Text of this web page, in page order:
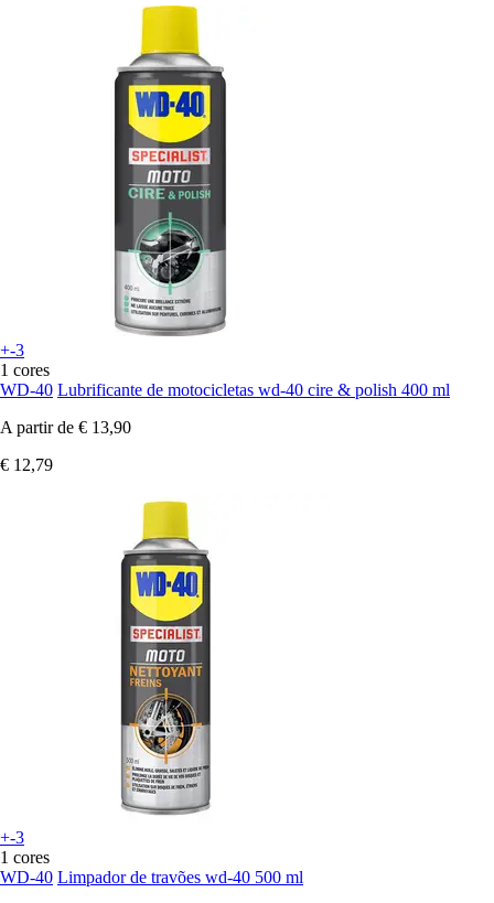
+-3
1 cores
WD-40 Lubrificante de motocicletas wd-40 cire & polish 400 ml
A partir de € 13,90
€ 12,79
+-3
1 cores
WD-40 Limpador de travões wd-40 500 ml